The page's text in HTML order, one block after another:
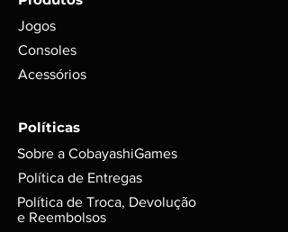
funcionamento em foto;
Para itens mais novos, não é
digitais foram ou não foram
utilizados. Exemplo: códigos, DLC’s
selo de garantia intacto;
Alguns produtos podem
conter riscos e sinais do tempo,
jogos em disco, podem possuir
Jogos
Consoles
Acessórios
Políticas
Sobre a CobayashiGames
Política de Entregas
Política de Troca, Devolução
e Reembolsos